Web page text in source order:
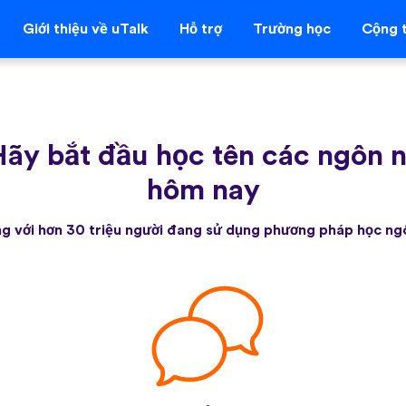
Giới thiệu về uTalk Hỗ trợ Trường học Cộng
bắt đầu học tên các ngôn
hôm nay
với hơn 30 triệu người đang sử dụng phương pháp học